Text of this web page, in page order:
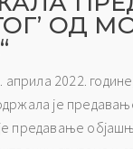
ОД
априла 2022.
је
предавање